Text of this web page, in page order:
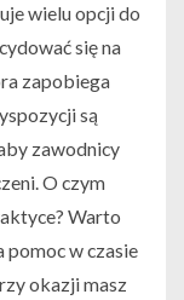
wielu opcji do
się na
zapobiega
są
zawodnicy
O czym
Warto
pomoc w czasie
okazji masz